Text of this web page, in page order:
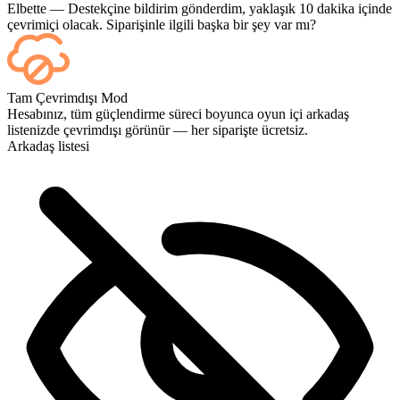
Elbette — Destekçine bildirim gönderdim, yaklaşık 10 dakika içinde
çevrimiçi olacak. Siparişinle ilgili başka bir şey var mı?
Evet; her maç bittiğinde kontrol panelinizde görünür. Eğer oyunları
bizzat izlemek isterseniz, ödeme sırasında Yayın İzleme (Streaming)
seçeneğini ekleyin.
Tam Çevrimdışı Mod
Hesabınız, tüm güçlendirme süreci boyunca oyun içi arkadaş
listenizde çevrimdışı görünür — her siparişte ücretsiz.
Arkadaş listesi